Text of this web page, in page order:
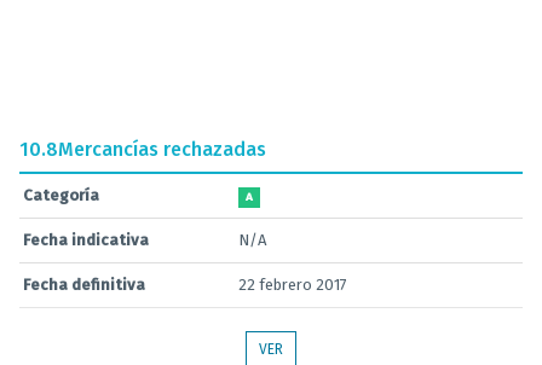
10.8Mercancías rechazadas
Categoría A
Fecha indicativa N/A
Fecha definitiva 22 febrero 2017
VER